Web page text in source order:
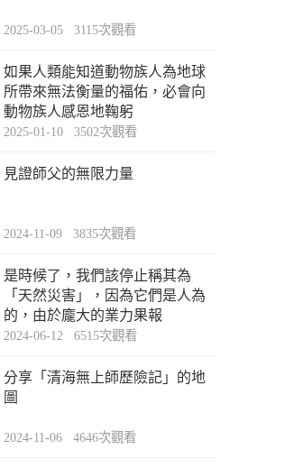
2025-03-05 3115次觀看
如果人類能知道動物族人為地球
所帶來無法衡量的福佑，必會向
動物族人感恩地鞠躬
2025-01-10 3502次觀看
見證師父的無限力量
2024-11-09 3835次觀看
是時候了，我們該停止稱其為
「天然災害」，因為它們是人為
的，由於龐大的業力果報
2024-06-12 6515次觀看
分享「清海無上師歷險記」的地
圖
2024-11-06 4646次觀看